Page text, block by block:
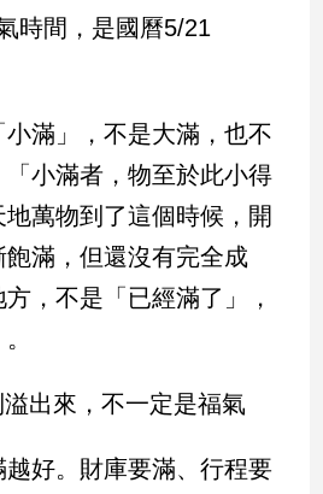
時間，是國曆5/21
滿」，不是大滿，也不
小滿者，物至於此小得
萬物到了這個時候，開
滿，但還沒有完全成
，不是「已經滿了」，
出來，不一定是福氣
好。財庫要滿、行程要